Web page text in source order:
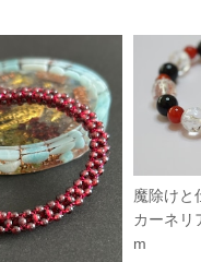
魔除けと
カーネ
m